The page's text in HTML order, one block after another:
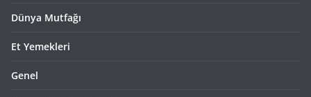
Dünya Mutfağı
Et Yemekleri
Genel